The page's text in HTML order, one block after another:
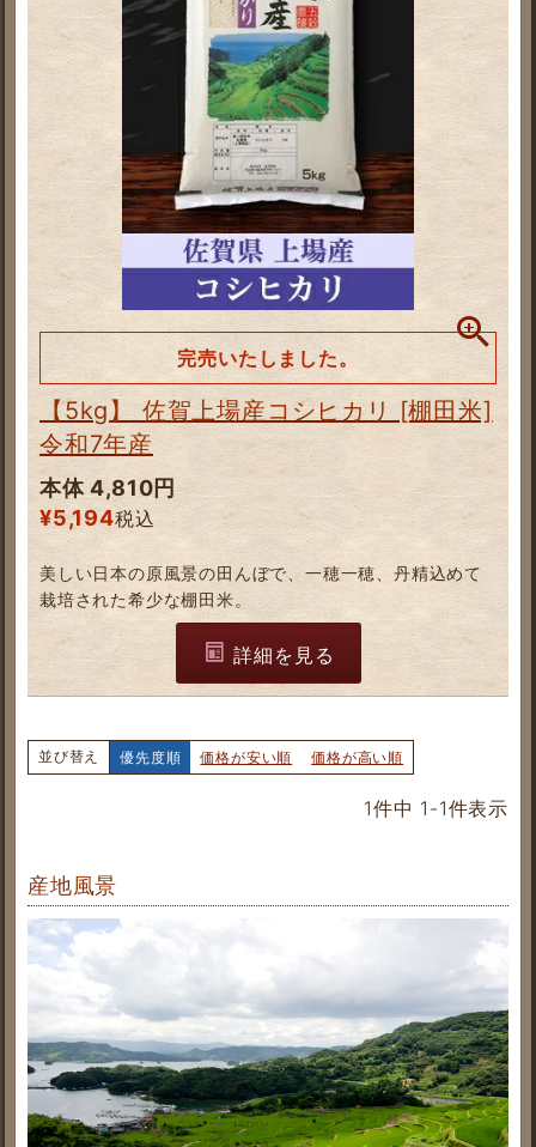
【5kg】 佐賀上場産コシヒカリ [棚田米]
令和7年産
本体 4,810円
¥5,194税込
美しい日本の原風景の田んぼで、一穂一穂、丹精込めて
栽培された希少な棚田米。
完売いたしました。
詳細を見る
並び替え 優先度順 価格が安い順 価格が高い順
1件中 1 -1件表示
産地風景